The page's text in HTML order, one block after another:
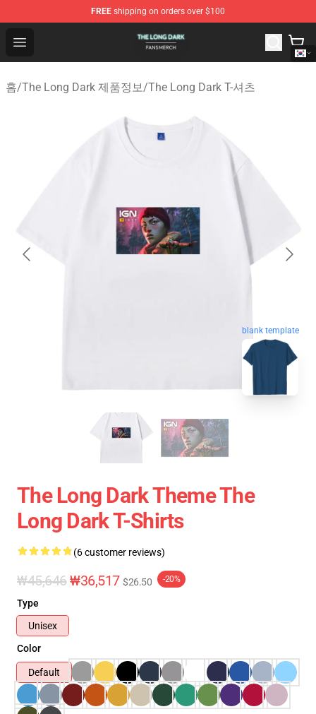
FREE shipping on orders over $100
Open menu
The Long Dark Shop - Official The Long Dark
홈/The Long Dark 제품정보/The Long Dark T-셔츠
blank template
The Long Dark Theme The
Long Dark T-Shirts
(6 customer reviews)
₩45,646₩36,517 $26.50 -20%
Type
Unisex
Color
Default